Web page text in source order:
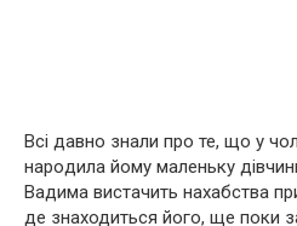
Всі давно знали про те, що у
наpoдила йому маленьку
Вадима вистачить нахабства
де знаходиться його, ще поки